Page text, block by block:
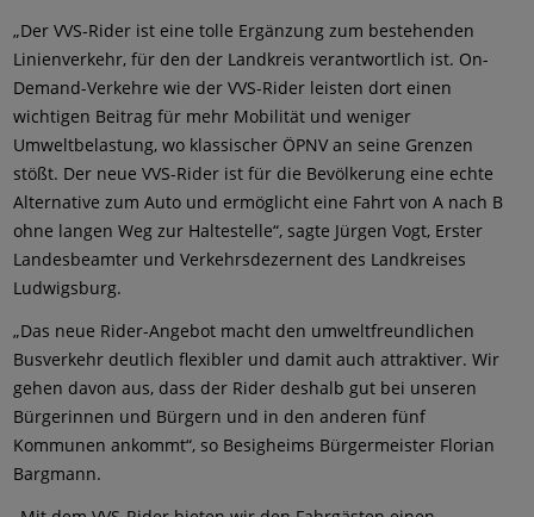
„Der VVS-Rider ist eine tolle Ergänzung zum bestehenden
Linienverkehr, für den der Landkreis verantwortlich ist. On-
Demand-Verkehre wie der VVS-Rider leisten dort einen
wichtigen Beitrag für mehr Mobilität und weniger
Umweltbelastung, wo klassischer ÖPNV an seine Grenzen
stößt. Der neue VVS-Rider ist für die Bevölkerung eine echte
Alternative zum Auto und ermöglicht eine Fahrt von A nach B
ohne langen Weg zur Haltestelle“, sagte Jürgen Vogt, Erster
Landesbeamter und Verkehrsdezernent des Landkreises
Ludwigsburg.
„Das neue Rider-Angebot macht den umweltfreundlichen
Busverkehr deutlich flexibler und damit auch attraktiver. Wir
gehen davon aus, dass der Rider deshalb gut bei unseren
Bürgerinnen und Bürgern und in den anderen fünf
Kommunen ankommt“, so Besigheims Bürgermeister Florian
Bargmann.